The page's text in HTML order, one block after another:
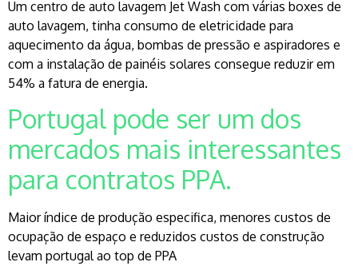
Um centro de auto lavagem Jet Wash com várias boxes de
auto lavagem, tinha consumo de eletricidade para
aquecimento da água, bombas de pressão e aspiradores e
com a instalação de painéis solares consegue reduzir em
54% a fatura de energia.
Portugal pode ser um dos
mercados mais interessantes
para contratos PPA.
Maior índice de produção especifica, menores custos de
ocupação de espaço e reduzidos custos de construção
levam portugal ao top de PPA